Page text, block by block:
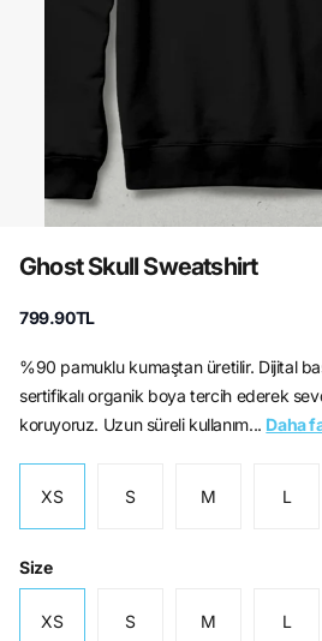
Ghost Skull Sweatshirt
799.90TL
%90 pamuklu kumaştan üretilir. Dijital
sertifikalı organik boya tercih ederek
koruyoruz. Uzun süreli kullanım... Daha
XS S M L
Size
XS S M L